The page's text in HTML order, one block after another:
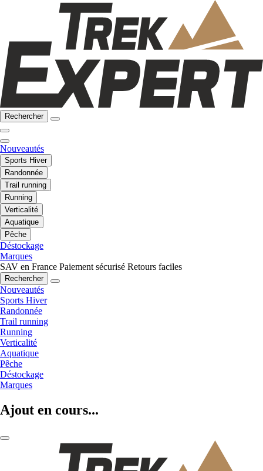
Rechercher
Nouveautés
Sports Hiver
Randonnée
Trail running
Running
Verticalité
Aquatique
Pêche
Déstockage
Marques
SAV en France Paiement sécurisé Retours faciles
Rechercher
Nouveautés
Sports Hiver
Randonnée
Trail running
Running
Verticalité
Aquatique
Pêche
Déstockage
Marques
Ajout en cours...